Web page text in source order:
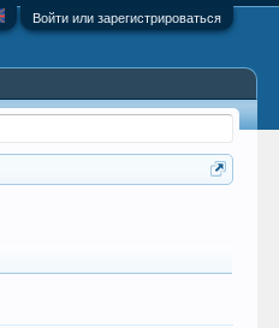
Войти или зарегистрироваться